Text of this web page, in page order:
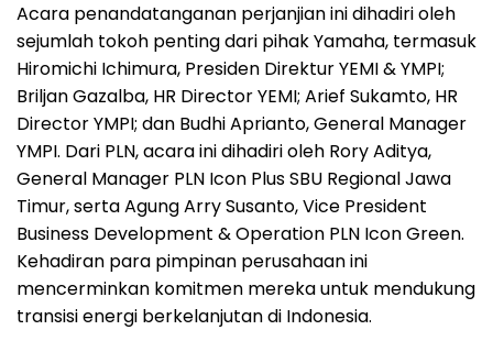
Acara penandatanganan perjanjian ini dihadiri oleh
sejumlah tokoh penting dari pihak Yamaha, termasuk
Hiromichi Ichimura, Presiden Direktur YEMI & YMPI;
Briljan Gazalba, HR Director YEMI; Arief Sukamto, HR
Director YMPI; dan Budhi Aprianto, General Manager
YMPI. Dari PLN, acara ini dihadiri oleh Rory Aditya,
General Manager PLN Icon Plus SBU Regional Jawa
Timur, serta Agung Arry Susanto, Vice President
Business Development & Operation PLN Icon Green.
Kehadiran para pimpinan perusahaan ini
mencerminkan komitmen mereka untuk mendukung
transisi energi berkelanjutan di Indonesia.